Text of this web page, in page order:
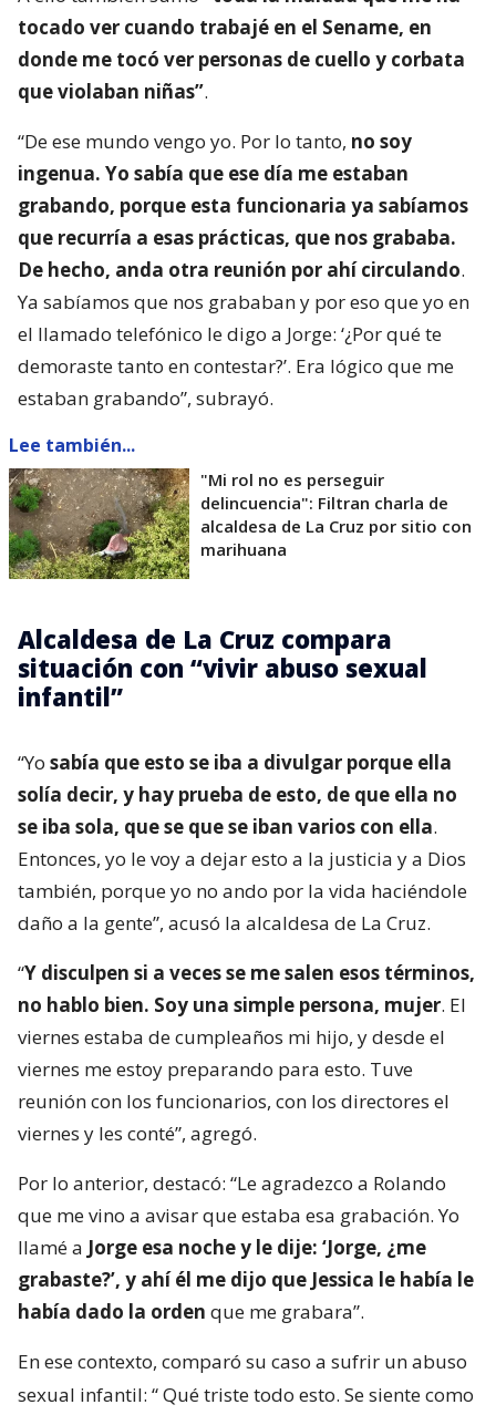
tocado ver cuando trabajé en el Sename, en
donde me tocó ver personas de cuello y corbata
que violaban niñas”.
“De ese mundo vengo yo. Por lo tanto, no soy
ingenua. Yo sabía que ese día me estaban
grabando, porque esta funcionaria ya sabíamos
que recurría a esas prácticas, que nos grababa.
De hecho, anda otra reunión por ahí circulando.
Ya sabíamos que nos grababan y por eso que yo en
el llamado telefónico le digo a Jorge: ‘¿Por qué te
demoraste tanto en contestar?’. Era lógico que me
estaban grabando”, subrayó.
Lee también...
"Mi rol no es perseguir
delincuencia": Filtran charla de
alcaldesa de La Cruz por sitio con
marihuana
Alcaldesa de La Cruz compara
situación con “vivir abuso sexual
infantil”
“Yo sabía que esto se iba a divulgar porque ella
solía decir, y hay prueba de esto, de que ella no
se iba sola, que se que se iban varios con ella.
Entonces, yo le voy a dejar esto a la justicia y a Dios
también, porque yo no ando por la vida haciéndole
daño a la gente”, acusó la alcaldesa de La Cruz.
“Y disculpen si a veces se me salen esos términos,
no hablo bien. Soy una simple persona, mujer. El
viernes estaba de cumpleaños mi hijo, y desde el
viernes me estoy preparando para esto. Tuve
reunión con los funcionarios, con los directores el
viernes y les conté”, agregó.
Por lo anterior, destacó: “Le agradezco a Rolando
que me vino a avisar que estaba esa grabación. Yo
llamé a Jorge esa noche y le dije: ‘Jorge, ¿me
grabaste?’, y ahí él me dijo que Jessica le había le
había dado la orden que me grabara”.
En ese contexto, comparó su caso a sufrir un abuso
sexual infantil: “Qué triste todo esto. Se siente como